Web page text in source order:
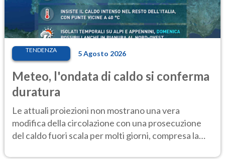
TENDENZA 5 Agosto 2026
Meteo, l'ondata di caldo si conferma
duratura
Le attuali proiezioni non mostrano una vera
modifica della circolazione con una prosecuzione
del caldo fuori scala per molti giorni, compresa la